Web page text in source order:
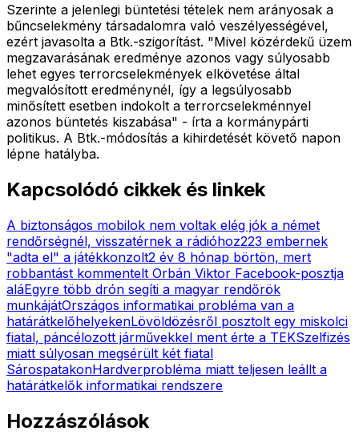
Szerinte a jelenlegi büntetési tételek nem arányosak a
bűncselekmény társadalomra való veszélyességével,
ezért javasolta a Btk.-szigorítást. "Mivel közérdekű üzem
megzavarásának eredménye azonos vagy súlyosabb
lehet egyes terrorcselekmények elkövetése által
megvalósított eredménynél, így a legsúlyosabb
minősített esetben indokolt a terrorcselekménnyel
azonos büntetés kiszabása" - írta a kormánypárti
politikus. A Btk.-módosítás a kihirdetését követő napon
lépne hatályba.
Kapcsolódó cikkek és linkek
A biztonságos mobilok nem voltak elég jók a német
rendőrségnél, visszatérnek a rádióhoz223 embernek
"adta el" a játékkonzolt2 év 8 hónap börtön, mert
robbantást kommentelt Orbán Viktor Facebook-posztja
aláEgyre több drón segíti a magyar rendőrök
munkájátOrszágos informatikai probléma van a
határátkelőhelyekenLövöldözésről posztolt egy miskolci
fiatal, páncélozott járművekkel ment érte a TEKSzelfizés
miatt súlyosan megsérült két fiatal
SárospatakonHardverprobléma miatt teljesen leállt a
határátkelők informatikai rendszere
Hozzászólások